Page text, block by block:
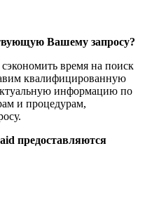
Вашему запросу?
время на поиск
квалифицированную
информацию по
и процедурам,
предоставляются